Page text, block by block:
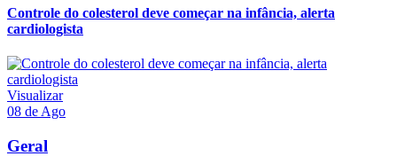
Controle do colesterol deve começar na infância, alerta
cardiologista
Visualizar
08 de Ago
Geral